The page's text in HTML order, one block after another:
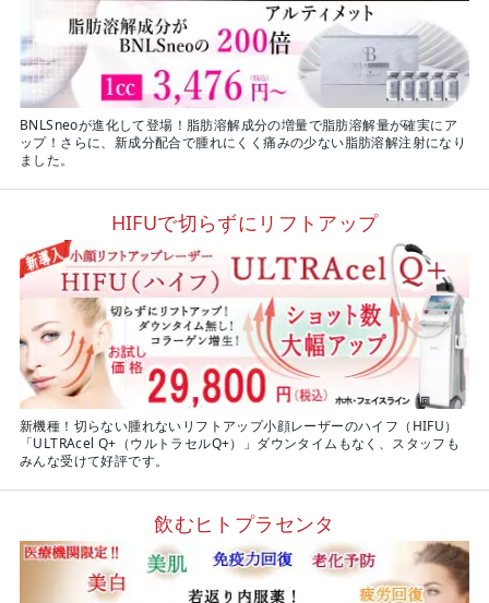
BNLSneoが進化して登場！脂肪溶解成分の増量で脂肪溶解量が確実にア
ップ！さらに、新成分配合で腫れにくく痛みの少ない脂肪溶解注射になり
ました。
HIFUで切らずにリフトアップ
新機種！切らない腫れないリフトアップ小顔レーザーのハイフ（HIFU）
「ULTRAcel Q+（ウルトラセルQ+）」ダウンタイムもなく、スタッフも
みんな受けて好評です。
飲むヒトプラセンタ